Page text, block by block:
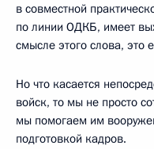
в совместной
по линии ОДКБ, имеет
смысле этого слова, это
Но что касается
войск, то мы не просто
мы помогаем им
подготовкой кадров.